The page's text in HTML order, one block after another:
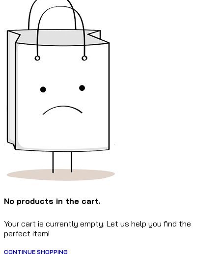
No products in the cart.
Your cart is currently empty. Let us help you find the
perfect item!
CONTINUE SHOPPING